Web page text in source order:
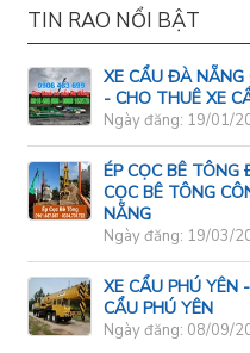
TIN RAO NỔI BẬT
XE CẨU ĐÀ
- CHO THUÊ XE
Ngày đăng: 19/01/
ÉP CỌC BÊ TÔNG
CỌC BÊ TÔNG
NẴNG
Ngày đăng: 19/03/
XE CẨU PHÚ YÊN
CẨU PHÚ YÊN
Ngày đăng: 08/09/